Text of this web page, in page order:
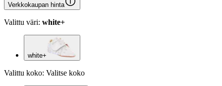
Verkkokaupan hinta
Valittu väri: white+
white+
Valittu koko: Valitse koko